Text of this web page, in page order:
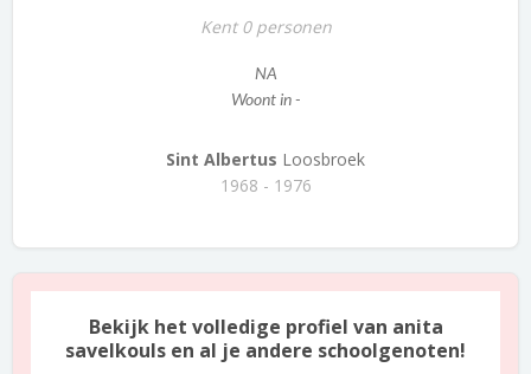
Kent 0 personen
NA
Woont in -
Sint Albertus Loosbroek
1968 - 1976
Bekijk het volledige profiel van anita
savelkouls en al je andere schoolgenoten!